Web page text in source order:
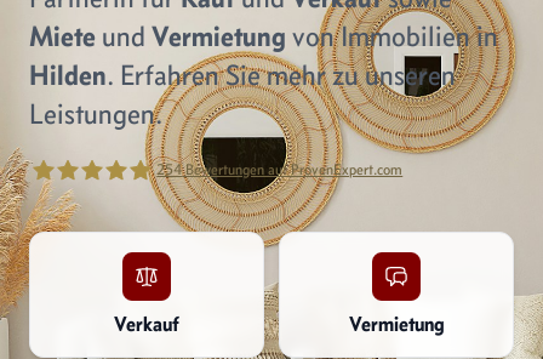
Miete und Vermietung von Immobilien in
Hilden. Erfahren Sie mehr zu unseren
Leistungen.
Kettenbach Immobilien GmbH
254Bewertungen auf ProvenExpert.com
Verkauf Vermietung